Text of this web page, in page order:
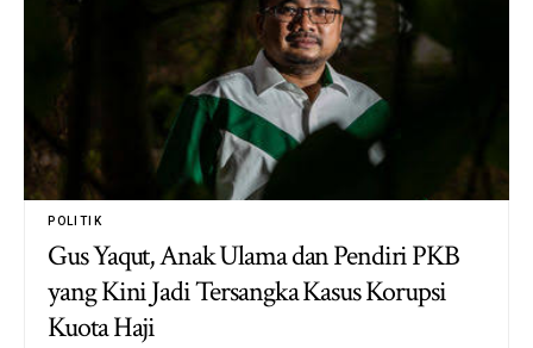
POLITIK
Gus Yaqut, Anak Ulama dan Pendiri PKB
yang Kini Jadi Tersangka Kasus Korupsi
Kuota Haji